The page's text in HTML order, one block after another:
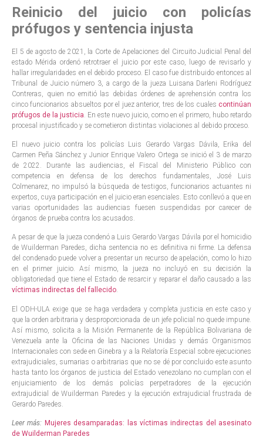
Reinicio del juicio con policías
prófugos y sentencia injusta
El 5 de agosto de 2021, la Corte de Apelaciones del Circuito Judicial Penal del
estado Mérida ordenó retrotraer el juicio por este caso, luego de revisarlo y
hallar irregularidades en el debido proceso. El caso fue distribuido entonces al
Tribunal de Juicio número 3, a cargo de la jueza Luisana Darleni Rodríguez
Contreras, quien no emitió las debidas órdenes de aprehensión contra los
cinco funcionarios absueltos por el juez anterior, tres de los cuales continúan
prófugos de la justicia . En este nuevo juicio, como en el primero, hubo retardo
procesal injustificado y se cometieron distintas violaciones al debido proceso.
El nuevo juicio contra los policías Luis Gerardo Vargas Dávila, Erika del
Carmen Peña Sánchez y Junior Enrique Valero Ortega se inició el 3 de marzo
de 2022. Durante las audiencias, el Fiscal del Ministerio Público con
competencia en defensa de los derechos fundamentales, José Luis
Colmenarez, no impulsó la búsqueda de testigos, funcionarios actuantes ni
expertos, cuya participación en el juicio eran esenciales. Esto conllevó a que en
varias oportunidades las audiencias fuesen suspendidas por carecer de
órganos de prueba contra los acusados.
A pesar de que la jueza condenó a Luis Gerardo Vargas Dávila por el homicidio
de Wuilderman Paredes, dicha sentencia no es definitiva ni firme. La defensa
del condenado puede volver a presentar un recurso de apelación, como lo hizo
en el primer juicio. Así mismo, la jueza no incluyó en su decisión la
obligatoriedad que tiene el Estado de resarcir y reparar el daño causado a las
víctimas indirectas del fallecido.
El ODH-ULA exige que se haga verdadera y completa justicia en este caso y
que la orden arbitraria y desproporcionada de un jefe policial no quede impune.
Así mismo, solicita a la Misión Permanente de la República Bolivariana de
Venezuela ante la Oficina de las Naciones Unidas y demás Organismos
Internacionales con sede en Ginebra y a la Relatoría Especial sobre ejecuciones
extrajudiciales, sumarias o arbitrarias que no se dé por concluido este asunto
hasta tanto los órganos de justicia del Estado venezolano no cumplan con el
enjuiciamiento de los demás policías perpetradores de la ejecución
extrajudicial de Wuilderman Paredes y la ejecución extrajudicial frustrada de
Gerardo Paredes.
Leer más: Mujeres desamparadas: las víctimas indirectas del asesinato
de Wuilderman Paredes